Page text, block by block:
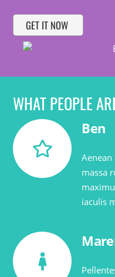
GET IT NOW
WHAT PEOPLE
Ben
massa
iaculis